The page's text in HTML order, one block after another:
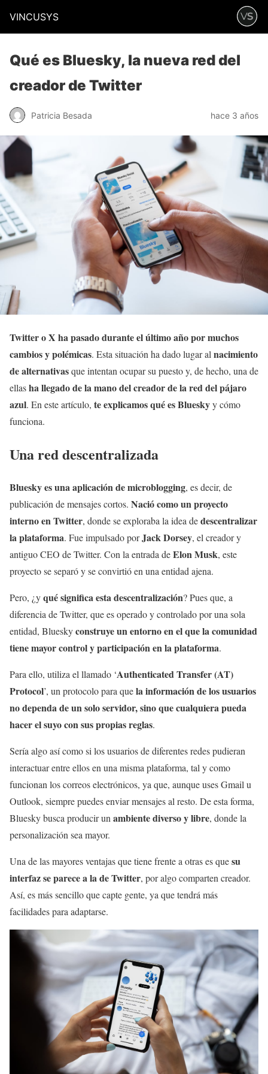
VINCUSYS
Qué es Bluesky, la nueva red del
creador de Twitter
Patricia Besada hace 3 años
Twitter o X ha pasado durante el último año por muchos
cambios y polémicas. Esta situación ha dado lugar al nacimiento
de alternativasque intentan ocupar su puesto y, de hecho, una de
ellasha llegado de la mano del creador de la red del pájaro
azul. En este artículo, te explicamos qué es Blueskyy cómo
funciona.
Una red descentralizada
Bluesky es una aplicación de microblogging, es decir, de
publicación de mensajes cortos. Nació como un proyecto
interno en Twitter, donde se exploraba la idea dedescentralizar
la plataforma. Fue impulsado porJack Dorsey, el creador y
antiguo CEO de Twitter. Con la entrada deElon Musk, este
proyecto se separó y se convirtió en una entidad ajena.
Pero, ¿yqué significa esta descentralización? Pues que, a
diferencia de Twitter, que es operado y controlado por una sola
entidad, Blueskyconstruye un entorno en el que la comunidad
tiene mayor control y participación en la plataforma.
Para ello, utiliza el llamado ‘Authenticated Transfer (AT)
Protocol’, un protocolo para quela información de los usuarios
no dependa de un solo servidor, sino que cualquiera pueda
hacer el suyo con sus propias reglas.
Sería algo así como si los usuarios de diferentes redes pudieran
interactuar entre ellos en una misma plataforma, tal y como
funcionan los correos electrónicos, ya que, aunque uses Gmail u
Outlook, siempre puedes enviar mensajes al resto. De esta forma,
Bluesky busca producir un ambiente diverso y libre, donde la
personalización sea mayor.
Una de las mayores ventajas que tiene frente a otras es quesu
interfaz se parece a la de Twitter, por algo comparten creador.
Así, es más sencillo que capte gente, ya que tendrá más
facilidades para adaptarse.